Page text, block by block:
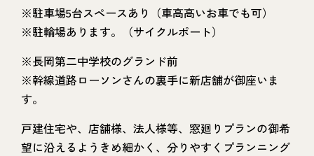
※駐車場5台スペースあり（車高高いお車でも可）
※駐輪場あります。（サイクルポート）
※長岡第二中学校のグランド前
※幹線道路ローソンさんの裏手に新店舗が御座いま
す。
戸建住宅や、店舗様、法人様等、窓廻りプランの御希
望に沿えるようきめ細かく、分りやすくプランニング